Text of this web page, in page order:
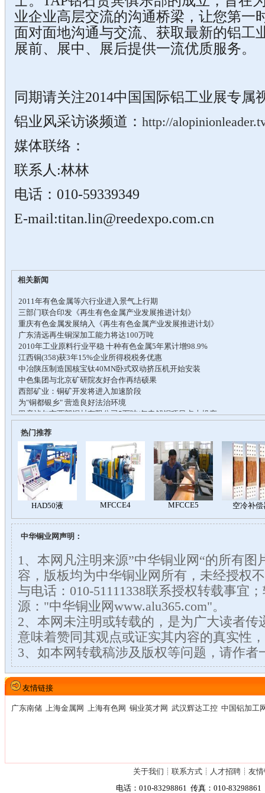
业企业高层交流的沟通桥梁，让您第一
面对面地沟通与交流、获取最新的铝工
展前、展中、展后提供一流优质服务。
同期请关注2014中国国际铝工业展专属
铝业风采访谈频道： http://
媒体联络：
联系人:林林
电话：010-59339349
E-mail:titan.lin@reedexpo.com.cn
相关新闻
热门推荐
中华铜业网声明：
1、本网凡注明来源”中华铜业网“的所有图
容，版板均为中华铜业网所有，未经授权
与电话：010-51111338联系授权转载事宜
源："中华铜业网www.alu365.com"。
2、本网未注明或转载的，是为广大读者传
意味着赞同其观点或证实其内容的真实性
3、如本网转载稿涉及版权等问题，请作者